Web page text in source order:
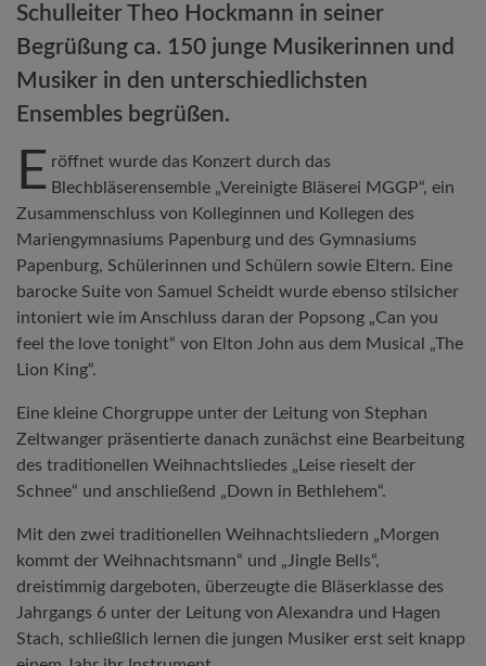
Schulleiter Theo Hockmann in seiner
Begrüßung ca. 150 junge Musikerinnen und
Musiker in den unterschiedlichsten
Ensembles begrüßen.
E röffnet wurde das Konzert durch das
Blechbläserensemble „Vereinigte Bläserei MGGP“, ein
Zusammenschluss von Kolleginnen und Kollegen des
Mariengymnasiums Papenburg und des Gymnasiums
Papenburg, Schülerinnen und Schülern sowie Eltern. Eine
barocke Suite von Samuel Scheidt wurde ebenso stilsicher
intoniert wie im Anschluss daran der Popsong „Can you
feel the love tonight“ von Elton John aus dem Musical „The
Lion King“.
Eine kleine Chorgruppe unter der Leitung von Stephan
Zeltwanger präsentierte danach zunächst eine Bearbeitung
des traditionellen Weihnachtsliedes „Leise rieselt der
Schnee“ und anschließend „Down in Bethlehem“.
Mit den zwei traditionellen Weihnachtsliedern „Morgen
kommt der Weihnachtsmann“ und „Jingle Bells“,
dreistimmig dargeboten, überzeugte die Bläserklasse des
Jahrgangs 6 unter der Leitung von Alexandra und Hagen
Stach, schließlich lernen die jungen Musiker erst seit knapp